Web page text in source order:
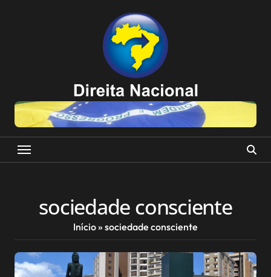
sociedade consciente
Início» sociedade consciente